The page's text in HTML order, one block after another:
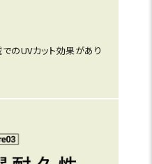
のUVカット効果があり